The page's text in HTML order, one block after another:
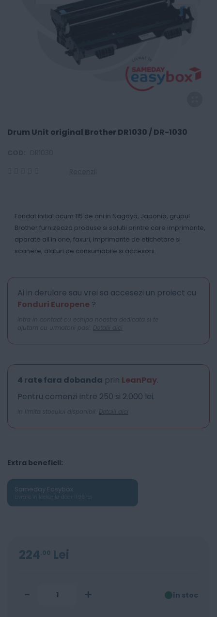
Drum Unit original Brother DR1030 / DR-1030
Fondat initial acum 115 de ani in Nagoya, Japonia, grupul
Brother furnizeaza produse si solutii printre care imprimante,
aparate all in one, faxuri, imprimante de etichetare si
scanere, alaturi de consumabile si accesorii.
Ai in derulare sau vrei sa accesezi un proiect cu
Fonduri Europene ?
Intra in contact cu echipa noastra dedicata si te
ajutam cu urmatorii pasi. Detalii aici
4 rate fara dobanda prin LeanPay.
Pentru comenzi intre 250 si 2.000 lei.
In limita stocului disponibil. Detalii aici
Extra beneficii:
Sameday Easybox
224 00 Lei
- + în stoc